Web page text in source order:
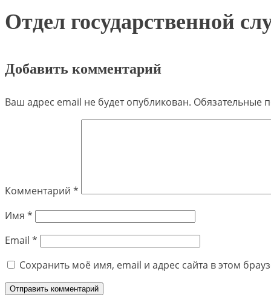
Отдел государственной
Добавить комментарий
Ваш адрес email не будет опубликован. Обязательные
Комментарий *
Имя *
Email *
Сохранить моё имя, email и адрес сайта в этом